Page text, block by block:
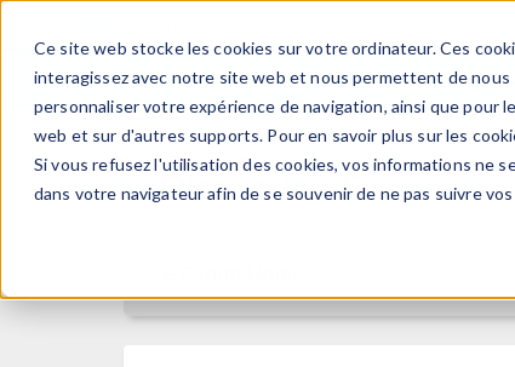
Ce site web stocke les cookies sur votre ordinateur. Ces
interagissez avec notre site web et nous permettent de
personnaliser votre expérience de navigation, ainsi que pour
web et sur d'autres supports. Pour en savoir plus sur les
Si vous refusez l'utilisation des cookies, vos informations ne
dans votre navigateur afin de se souvenir de ne pas suivre
Discussion Forum